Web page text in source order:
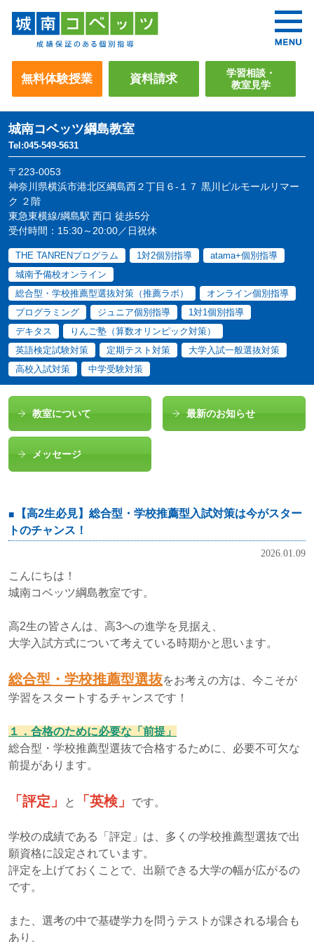
無料体験授業 資料請求
学習相談・
教室見学
城南コベッツ綱島教室
Tel:045-549-5631
〒223-0053
神奈川県横浜市港北区綱島西２丁目６-１７ 黒川ビルモールリマー
ク ２階
東急東横線/綱島駅 西口 徒歩5分
受付時間：15:30～20:00／日祝休
THE TANRENプログラム 1対2個別指導
atama+個別指導
城南予備校オンライン
総合型・学校推薦型選抜対策（推薦ラボ）
オンライン個別指導
プログラミング
ジュニア個別指導
1対1個別指導
デキタス
りんご塾（算数オリンピック対策）
英語検定試験対策
定期テスト対策
大学入試一般選抜対策
高校入試対策
中学受験対策
教室について 最新のお知らせ
メッセージ
【高2生必見】総合型・学校推薦型入試対策は今がスター
トのチャンス！
2026.01.09
こんにちは！
城南コベッツ綱島教室です。
高2生の皆さんは、高3への進学を見据え、
大学入試方式について考えている時期かと思います。
総合型・学校推薦型選抜をお考えの方は、今こそが
学習をスタートするチャンスです！
１．合格のために必要な「前提」
総合型・学校推薦型選抜で合格するために、必要不可欠な
前提があります。
「評定」 と 「英検」 です。
学校の成績である「評定」は、多くの学校推薦型選抜で出
願資格に設定されています。
評定を上げておくことで、出願できる大学の幅が広がるの
です。
また、選考の中で基礎学力を問うテストが課される場合も
あり、